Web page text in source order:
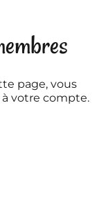
page, vous
votre compte.